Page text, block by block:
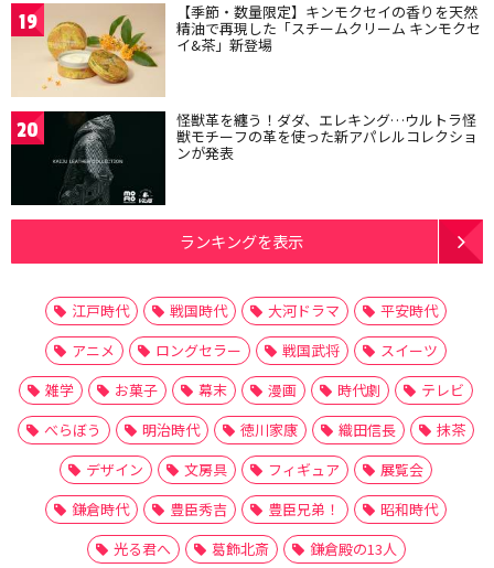
19 【季節・数量限定】キンモクセイの香りを天然
精油で再現した「スチームクリーム キンモクセ
イ&茶」新登場
20 怪獣革を纏う！ダダ、エレキング…ウルトラ怪
獣モチーフの革を使った新アパレルコレクショ
ンが発表
ランキングを表示
江戸時代 戦国時代 大河ドラマ
平安時代
アニメ
ロングセラー 戦国武将
スイーツ
雑学
お菓子 幕末 漫画 時代劇
テレビ
べらぼう
明治時代 徳川家康 織田信長
抹茶
デザイン
文房具 フィギュア
展覧会
鎌倉時代
豊臣秀吉 豊臣兄弟！
昭和時代
光る君へ
葛飾北斎 鎌倉殿の13人